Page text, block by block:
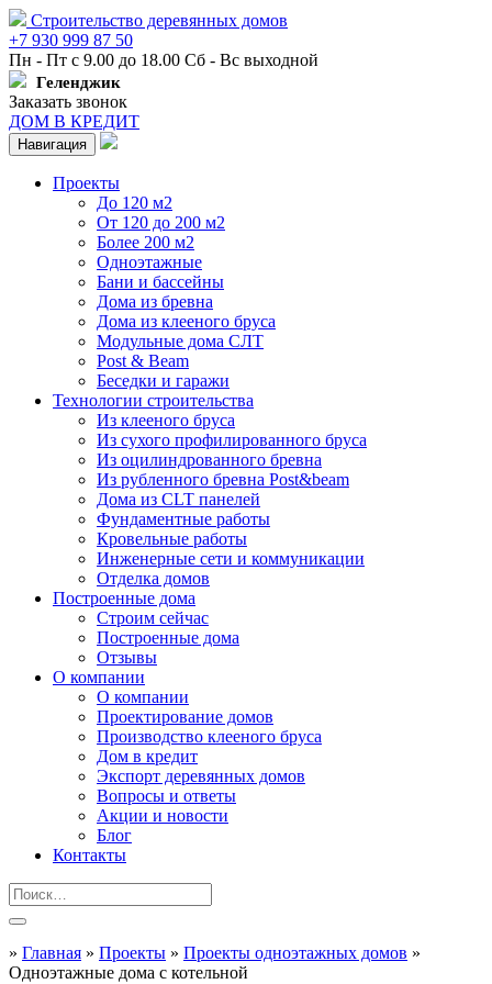
Строительство деревянных домов
+7 930 999 87 50
Пн - Пт с 9.00 до 18.00 Сб - Вс выходной
Геленджик
Заказать звонок
ДОМ В КРЕДИТ
Навигация
Проекты
До 120 м2
От 120 до 200 м2
Более 200 м2
Одноэтажные
Бани и бассейны
Дома из бревна
Дома из клееного бруса
Модульные дома СЛТ
Post & Beam
Беседки и гаражи
Технологии строительства
Из клееного бруса
Из сухого профилированного бруса
Из оцилиндрованного бревна
Из рубленного бревна Post&beam
Дома из CLT панелей
Фундаментные работы
Кровельные работы
Инженерные сети и коммуникации
Отделка домов
Построенные дома
Строим сейчас
Построенные дома
Отзывы
О компании
О компании
Проектирование домов
Производство клееного бруса
Дом в кредит
Экспорт деревянных домов
Вопросы и ответы
Акции и новости
Блог
Контакты
» Главная » Проекты » Проекты одноэтажных домов »
Одноэтажные дома с котельной